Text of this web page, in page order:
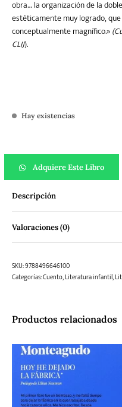
obra… la organización de la
estéticamente muy logrado,
conceptualmente magnífico.»
CLIJ).
Hay existencias
Adquiere Este Libro
Descripción
Valoraciones (0)
SKU:9788496646100
Categorías:Cuento,Literatura infantil,
Productos relacionados